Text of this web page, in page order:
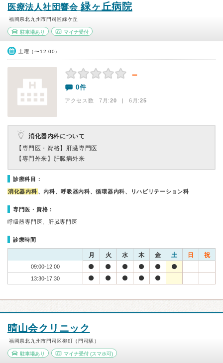
医療法人社団響会緑ヶ丘病院
福岡県北九州市門司区緑ケ丘
駐車場あり マイナ受付
土曜（〜12:00）
－
0件
アクセス数 7月:20 | 6月:25
消化器内科について
【専門医・資格】 肝臓専門医
【専門外来】 肝臓病外来
診療科目：
消化器内科 、内科、呼吸器内科、循環器内科、リハビリテーション科
専門医・資格：
呼吸器専門医、肝臓専門医
診療時間
月 火 水 木 金 土 日 祝
09:00-12:00
13:30-17:30
晴山会クリニック
福岡県北九州市門司区柳町（門司駅）
駐車場あり マイナ受付(スマホ可)